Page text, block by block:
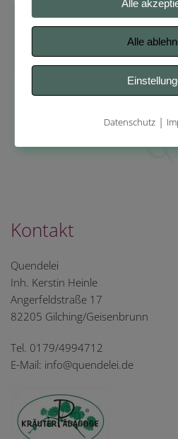
Kontakt
Quendelei
Inh. Kerstin Heinle
Angerfeldstraße 17
82205 Gilching/Geisenbrunn
Tel. 0179/4994712
E-Mail: info@quendelei.de
Alle
Alle
Datenschutz|